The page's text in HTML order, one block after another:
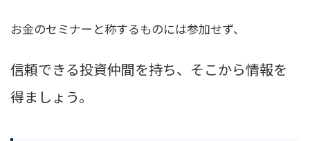
お金のセミナーと称するものには参加せず、
信頼できる投資仲間を持ち、 そこから情報を
得ましょう。